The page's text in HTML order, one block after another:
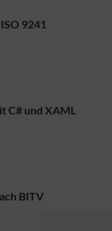
9241
C# und XAML
BITV